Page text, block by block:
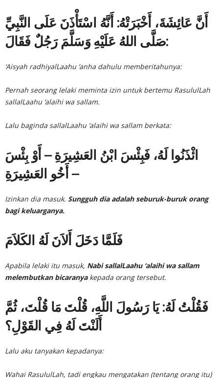
أَنَّ عَائِشَةَ، أَخْبَرَتْهُ: أَنَّهُ اسْتَأْذَنَ عَلَى النَّبِيِّ
صَلَّى اللهُ عَلَيْهِ وَسَلَّمَ رَجُلٌ فَقَالَ:
‘Aisyah radhiyalLaahu ‘anha dahulu memberitahunya:
Pernah seorang lelaki meminta izin untuk bertemu RasululLah
sallalLaahu ‘alaihi wa sallam.
Lalu baginda sallalLaahu ‘alaihi wa sallam berkata:
ائْذَنُوا لَهُ، فَبِئْسَ ابْنُ العَشِيرَةِ – أَوْ بِئْسَ
أَخُو العَشِيرَةِ –
Izinkan dia masuk. Sungguh dia adalah seburuk-buruk orang
bagi keluarganya.
فَلَمَّا دَخَلَ أَلاَنَ لَهُ الكَلاَمَ
Apabila lelaki itu masuk, Nabi sallalLaahu ‘alaihi wa sallam
melembutkan bicaranyakepada orang tersebut.
فَقُلْتُ لَهُ: يَا رَسُولَ اللَّهِ، قُلْتَ مَا قُلْتَ، ثُمَّ
أَلَنْتَ لَهُ فِي القَوْلِ؟
Lalu aku tanyakan kepadanya:
Wahai RasululLah, tadi engkau mengatakan (tentang orang itu)